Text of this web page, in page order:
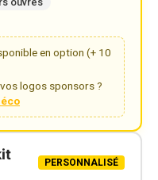
en option (+ 10
logos sponsors ?
PERSONNALISÉ